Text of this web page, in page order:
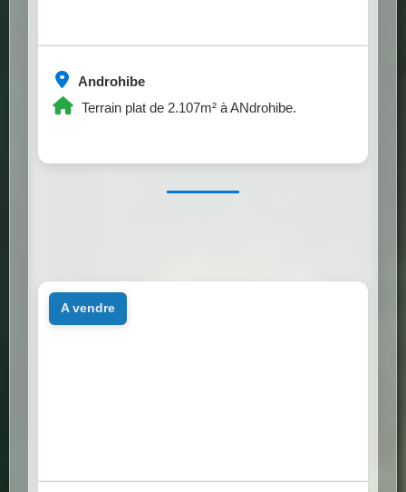
Androhibe
Terrain plat de 2.107m² à ANdrohibe.
a vendre